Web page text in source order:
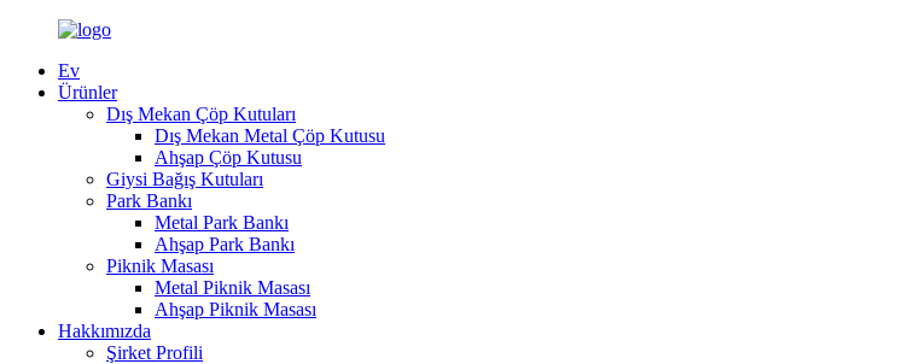
Ev
Ürünler
Dış Mekan Çöp Kutuları
Dış Mekan Metal Çöp Kutusu
Ahşap Çöp Kutusu
Giysi Bağış Kutuları
Park Bankı
Metal Park Bankı
Ahşap Park Bankı
Piknik Masası
Metal Piknik Masası
Ahşap Piknik Masası
Hakkımızda
Şirket Profili